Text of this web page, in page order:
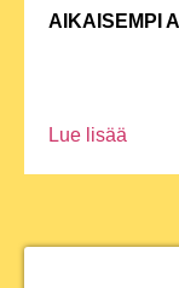
AIKAISEMPI
Lue lisää